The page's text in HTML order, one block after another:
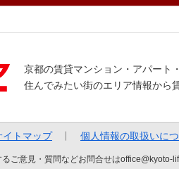
京都の賃貸マンション・アパート
住んでみたい街のエリア情報から
イトマップ 個人情報の取扱いに
るご意見・質問などお問合せは